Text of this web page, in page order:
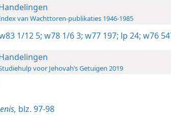
van Wachttoren-publikaties 1946-1985
1/12 5; w78 1/6 3; w77 197; lp 24; w76
voor Jehovah’s Getuigen 2019
blz. 97-98